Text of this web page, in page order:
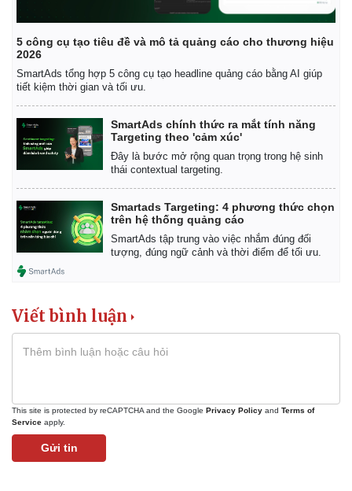
5 công cụ tạo tiêu đề và mô tả quảng cáo cho thương hiệu
2026
SmartAds tổng hợp 5 công cụ tạo headline quảng cáo bằng AI giúp
tiết kiệm thời gian và tối ưu.
SmartAds chính thức ra mắt tính năng
Targeting theo 'cảm xúc'
Đây là bước mở rộng quan trọng trong hệ sinh
thái contextual targeting.
Smartads Targeting: 4 phương thức chọn
trên hệ thống quảng cáo
SmartAds tập trung vào việc nhắm đúng đối
tượng, đúng ngữ cảnh và thời điểm để tối ưu.
Viết bình luận
This site is protected by reCAPTCHA and the Google Privacy Policy and Terms of
Service apply.
Gửi tin